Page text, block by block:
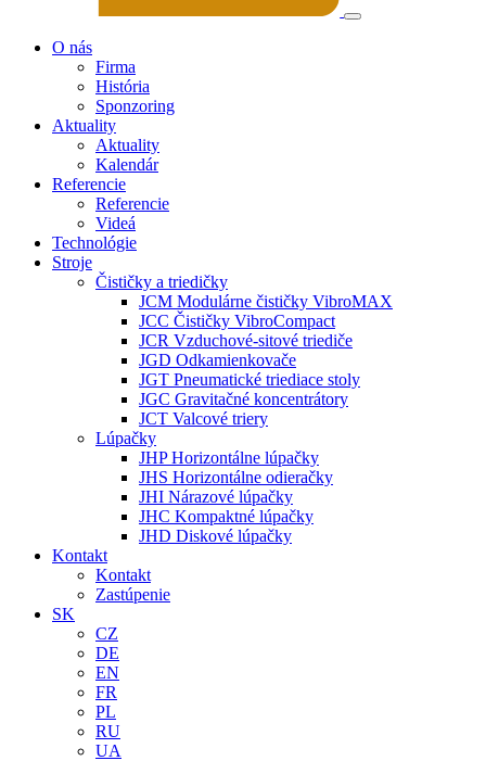
O nás
Firma
História
Sponzoring
Aktuality
Aktuality
Kalendár
Referencie
Referencie
Videá
Technológie
Stroje
Čističky a triedičky
JCM Modulárne čističky VibroMAX
JCC Čističky VibroCompact
JCR Vzduchové-sitové triediče
JGD Odkamienkovače
JGT Pneumatické triediace stoly
JGC Gravitačné koncentrátory
JCT Valcové triery
Lúpačky
JHP Horizontálne lúpačky
JHS Horizontálne odieračky
JHI Nárazové lúpačky
JHC Kompaktné lúpačky
JHD Diskové lúpačky
Kontakt
Kontakt
Zastúpenie
SK
CZ
DE
EN
FR
PL
RU
UA